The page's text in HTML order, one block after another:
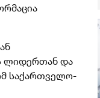
ლიდერთან და
საქართველო-